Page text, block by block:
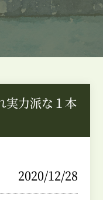
実力派な１本
2020/12/28